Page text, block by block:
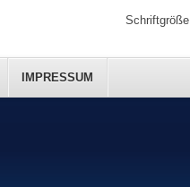
IMPRESSUM
Schriftgröße